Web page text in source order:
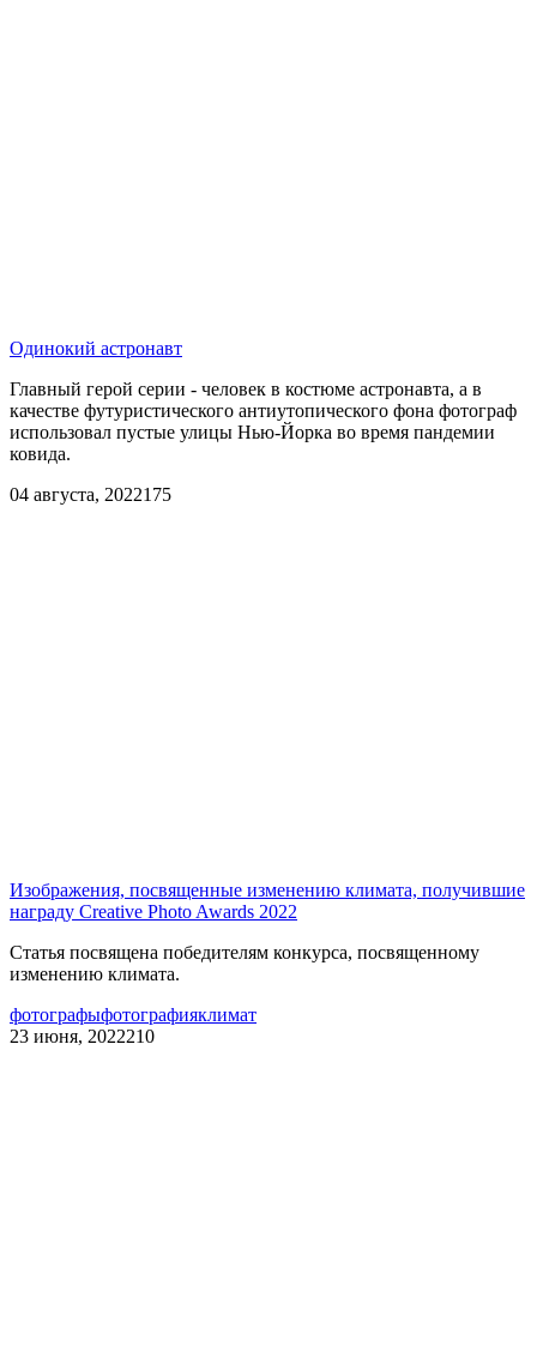
Одинокий астронавт
Главный герой серии - человек в костюме астронавта, а в
качестве футуристического антиутопического фона фотограф
использовал пустые улицы Нью-Йорка во время пандемии
ковида.
04 августа, 2022175
Изображения, посвященные изменению климата, получившие
награду Creative Photo Awards 2022
Статья посвящена победителям конкурса, посвященному
изменению климата.
фотографыфотографияклимат
23 июня, 2022210